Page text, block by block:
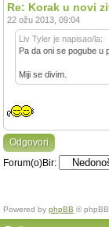
Re: Korak u novi
22 ožu 2013, 09:04
Liv Tyler je napisao/la:
Pa da oni se pogube u
Miji se divim.
Odgovori
Forum(o)Bir:
Powered by phpBB © phpBB